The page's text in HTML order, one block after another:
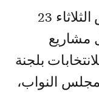
لفتيت الذي كان يتحدث، أمس الثلاثاء 23
مشاريع
بلجنة
بمجلس النواب،